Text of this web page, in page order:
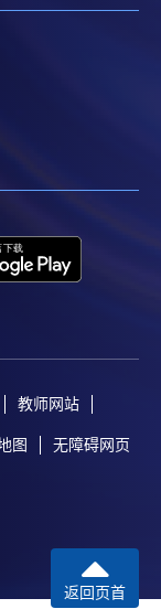
教师网站
图 无障碍网页
返回页首